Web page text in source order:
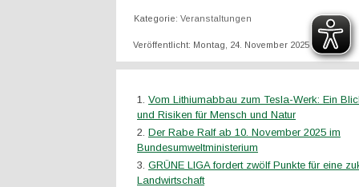
Kategorie: Veranstaltungen
Veröffentlicht: Montag, 24. November 2025 17:30
Vom Lithiumabbau zum Tesla-Werk: Ein
und Risiken für Mensch und Natur
Der Rabe Ralf ab 10. November 2025 im
Bundesumweltministerium
GRÜNE LIGA fordert zwölf Punkte für eine
Landwirtschaft